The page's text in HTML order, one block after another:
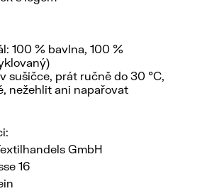
100 % bavlna, 100 %
sušičce, prát ručně do 30 °C,
nežehlit ani napařovat
GmbH
16